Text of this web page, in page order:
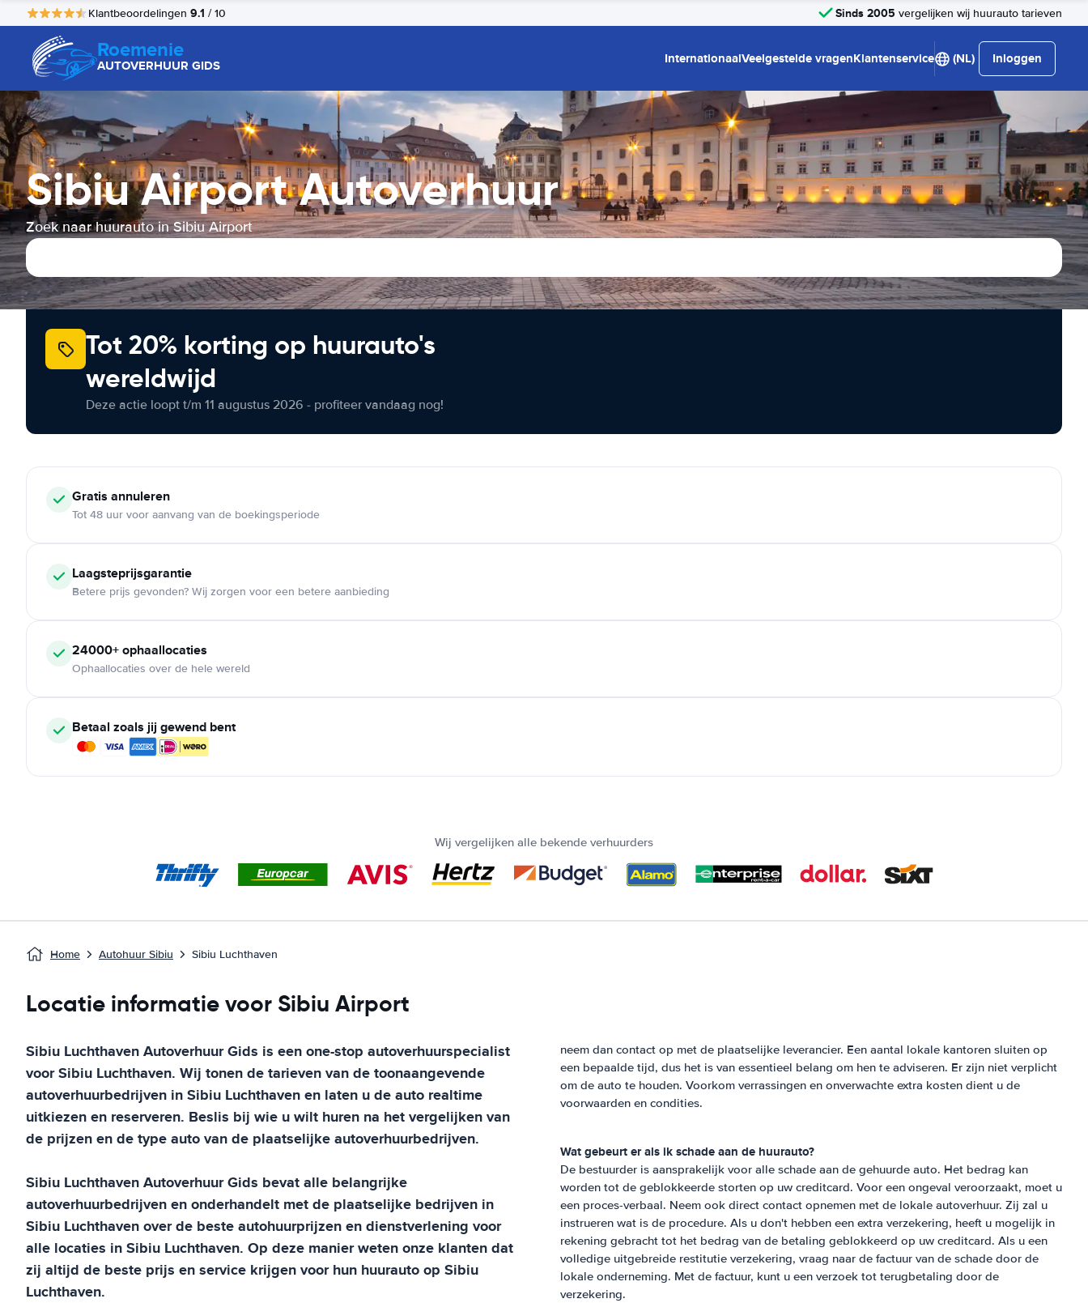
Klantbeoordelingen 9.1 / 10 Sinds 2005 vergelijken wij huurauto tarieven
Roemenie
AUTOVERHUUR GIDS InternationaalVeelgestelde vragenKlantenservice (NL) Inloggen
Sibiu Airport Autoverhuur
Zoek naar huurauto in Sibiu Airport
Tot 20% korting op huurauto's
wereldwijd
Deze actie loopt t/m 11 augustus 2026 - profiteer vandaag nog!
Gratis annuleren
Tot 48 uur voor aanvang van de boekingsperiode
Laagsteprijsgarantie
Betere prijs gevonden? Wij zorgen voor een betere aanbieding
24000+ ophaallocaties
Ophaallocaties over de hele wereld
Betaal zoals jij gewend bent
Wij vergelijken alle bekende verhuurders
Home Autohuur Sibiu Sibiu Luchthaven
Locatie informatie voor Sibiu Airport
Sibiu LuchthavenAutoverhuur Gids is een one-stop autoverhuurspecialist
voorSibiu Luchthaven. Wij tonen de tarieven van de toonaangevende
autoverhuurbedrijven inSibiu Luchthavenen laten u de auto realtime
uitkiezen en reserveren. Beslis bij wie u wilt huren na het vergelijken van
de prijzen en de type auto van de plaatselijke autoverhuurbedrijven.
Sibiu LuchthavenAutoverhuur Gids bevat alle belangrijke
autoverhuurbedrijven en onderhandelt met de plaatselijke bedrijven in
Sibiu Luchthavenover de beste autohuurprijzen en dienstverlening voor
alle locaties inSibiu Luchthaven. Op deze manier weten onze klanten dat
zij altijd de beste prijs en service krijgen voor hun huurauto op Sibiu
Luchthaven.
neem dan contact op met de plaatselijke leverancier. Een aantal lokale kantoren sluiten op
een bepaalde tijd, dus het is van essentieel belang om hen te adviseren. Er zijn niet verplicht
om de auto te houden. Voorkom verrassingen en onverwachte extra kosten dient u de
voorwaarden en condities.
Wat gebeurt er als ik schade aan de huurauto?
De bestuurder is aansprakelijk voor alle schade aan de gehuurde auto. Het bedrag kan
worden tot de geblokkeerde storten op uw creditcard. Voor een ongeval veroorzaakt, moet u
een proces-verbaal. Neem ook direct contact opnemen met de lokale autoverhuur. Zij zal u
instrueren wat is de procedure. Als u don't hebben een extra verzekering, heeft u mogelijk in
rekening gebracht tot het bedrag van de betaling geblokkeerd op uw creditcard. Als u een
volledige uitgebreide restitutie verzekering, vraag naar de factuur van de schade door de
lokale onderneming. Met de factuur, kunt u een verzoek tot terugbetaling door de
verzekering.